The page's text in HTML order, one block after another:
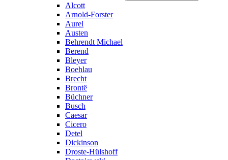
Alcott
Arnold-Forster
Aurel
Austen
Behrendt Michael
Berend
Bleyer
Boehlau
Brecht
Brontë
Büchner
Busch
Caesar
Cicero
Detel
Dickinson
Droste-Hülshoff